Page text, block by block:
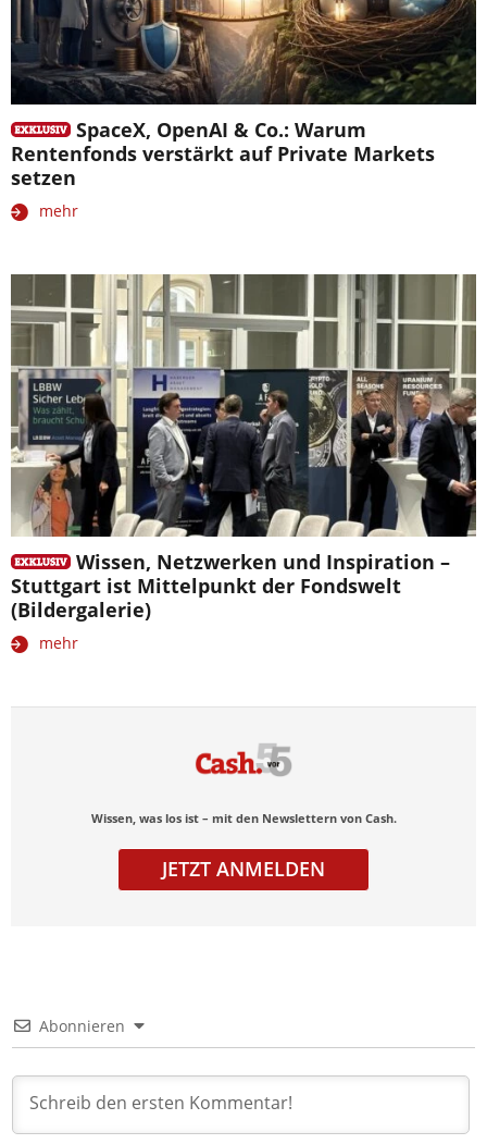
SpaceX, OpenAI & Co.: Warum
Rentenfonds verstärkt auf Private Markets
setzen
mehr
Wissen, Netzwerken und Inspiration –
Stuttgart ist Mittelpunkt der Fondswelt
(Bildergalerie)
mehr
Wissen, was los ist – mit den Newslettern von Cash.
JETZT ANMELDEN
Abonnieren